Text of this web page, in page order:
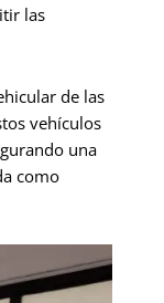
las
de las
vehículos
una
como